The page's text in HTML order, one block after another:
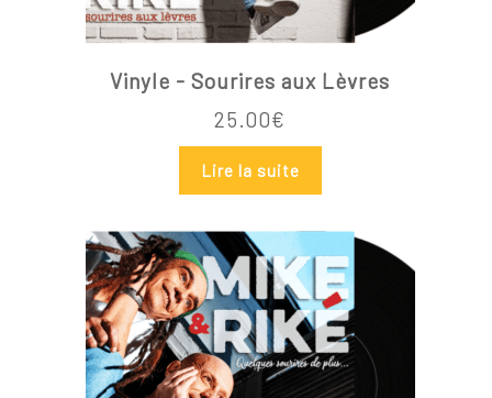
Vinyle - Sourires aux Lèvres
25.00€
Lire la suite